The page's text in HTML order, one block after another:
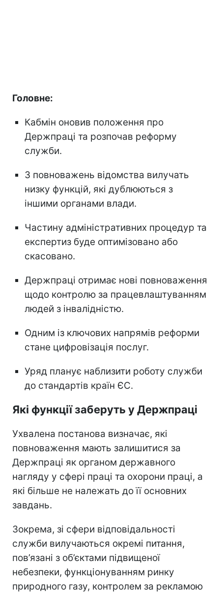
Головне:
Кабмін оновив положення про
Держпраці та розпочав реформу
служби.
З повноважень відомства вилучать
низку функцій, які дублюються з
іншими органами влади.
Частину адміністративних процедур та
експертиз буде оптимізовано або
скасовано.
Держпраці отримає нові повноваження
щодо контролю за працевлаштуванням
людей з інвалідністю.
Одним із ключових напрямів реформи
стане цифровізація послуг.
Уряд планує наблизити роботу служби
до стандартів країн ЄС.
Які функції заберуть у Держпраці
Ухвалена постанова визначає, які
повноваження мають залишитися за
Держпраці як органом державного
нагляду у сфері праці та охорони праці, а
які більше не належать до її основних
завдань.
Зокрема, зі сфери відповідальності
служби вилучаються окремі питання,
пов’язані з об’єктами підвищеної
небезпеки, функціонуванням ринку
природного газу, контролем за рекламою